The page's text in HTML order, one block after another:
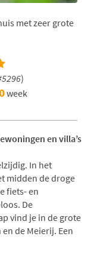
met zeer grote
)
week
en villa’s
In het
midden de droge
fiets- en
De
vind je in de grote
de Meierij. Een